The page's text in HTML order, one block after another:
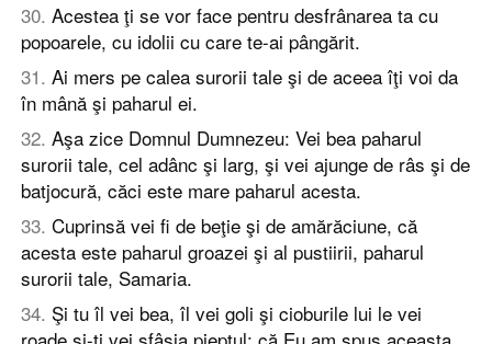
30. Acestea ţi se vor face pentru desfrânarea ta cu
popoarele, cu idolii cu care te-ai pângărit.
31. Ai mers pe calea surorii tale şi de aceea îţi voi da
în mână şi paharul ei.
32. Aşa zice Domnul Dumnezeu: Vei bea paharul
surorii tale, cel adânc şi larg, şi vei ajunge de râs şi de
batjocură, căci este mare paharul acesta.
33. Cuprinsă vei fi de beţie şi de amărăciune, că
acesta este paharul groazei şi al pustiirii, paharul
surorii tale, Samaria.
34. Şi tu îl vei bea, îl vei goli şi cioburile lui le vei